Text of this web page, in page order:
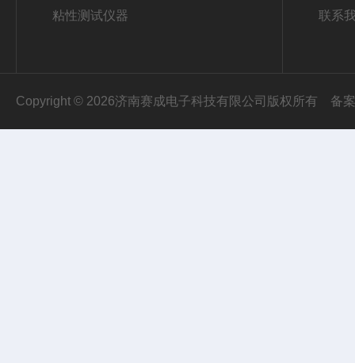
粘性测试仪器 联系
Copyright © 2026济南赛成电子科技有限公司版权所有 备